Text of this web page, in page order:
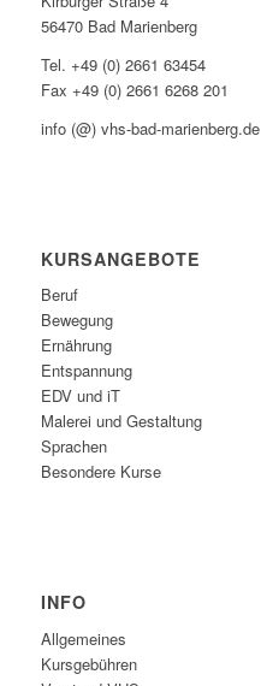
56470 Bad Marienberg
Tel. +49 (0) 2661 63454
Fax +49 (0) 2661 6268 201
info (@) vhs-bad-marienberg.de
KURSANGEBOTE
Beruf
Bewegung
Ernährung
Entspannung
EDV und iT
Malerei und Gestaltung
Sprachen
Besondere Kurse
INFO
Allgemeines
Kursgebühren